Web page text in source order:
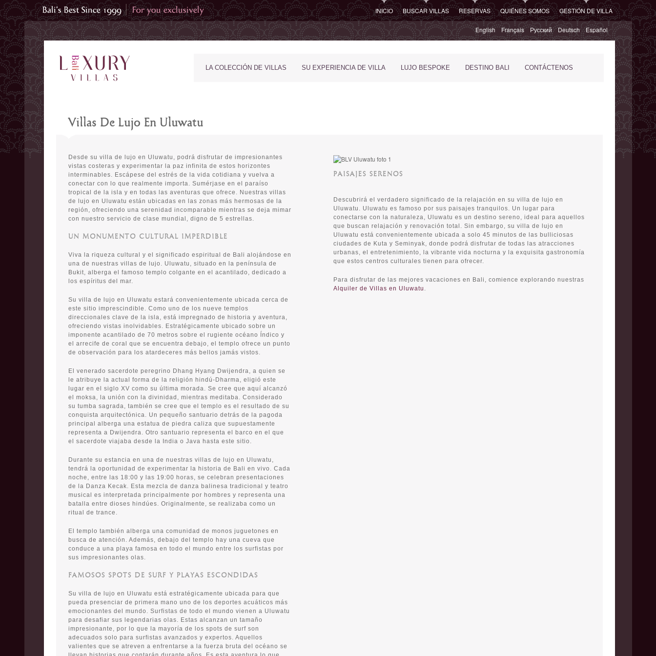
INICIO BUSCAR VILLAS RESERVAS QUIÉNES SOMOS GESTIÓN DE VILLA
English Français Русский Deutsch Español
LA COLECCIÓN DE VILLAS SU EXPERIENCIA DE VILLA LUJO BESPOKE DESTINO BALI CONTÁCTENOS
Villas De Lujo En Uluwatu
Desde su villa de lujo en Uluwatu, podrá disfrutar de impresionantes
vistas costeras y experimentar la paz infinita de estos horizontes
interminables. Escápese del estrés de la vida cotidiana y vuelva a
conectar con lo que realmente importa. Sumérjase en el paraíso
tropical de la isla y en todas las aventuras que ofrece. Nuestras villas
de lujo en Uluwatu están ubicadas en las zonas más hermosas de la
región, ofreciendo una serenidad incomparable mientras se deja mimar
con nuestro servicio de clase mundial, digno de 5 estrellas.
UN MONUMENTO CULTURAL IMPERDIBLE
Viva la riqueza cultural y el significado espiritual de Bali alojándose en
una de nuestras villas de lujo. Uluwatu, situado en la península de
Bukit, alberga el famoso templo colgante en el acantilado, dedicado a
los espíritus del mar.
Su villa de lujo en Uluwatu estará convenientemente ubicada cerca de
este sitio imprescindible. Como uno de los nueve templos
direccionales clave de la isla, está impregnado de historia y aventura,
ofreciendo vistas inolvidables. Estratégicamente ubicado sobre un
imponente acantilado de 70 metros sobre el rugiente océano Índico y
el arrecife de coral que se encuentra debajo, el templo ofrece un punto
de observación para los atardeceres más bellos jamás vistos.
El venerado sacerdote peregrino Dhang Hyang Dwijendra, a quien se
le atribuye la actual forma de la religión hindú-Dharma, eligió este
lugar en el siglo XV como su última morada. Se cree que aquí alcanzó
el moksa, la unión con la divinidad, mientras meditaba. Considerado
su tumba sagrada, también se cree que el templo es el resultado de su
conquista arquitectónica. Un pequeño santuario detrás de la pagoda
principal alberga una estatua de piedra caliza que supuestamente
representa a Dwijendra. Otro santuario representa el barco en el que
el sacerdote viajaba desde la India o Java hasta este sitio.
Durante su estancia en una de nuestras villas de lujo en Uluwatu,
tendrá la oportunidad de experimentar la historia de Bali en vivo. Cada
noche, entre las 18:00 y las 19:00 horas, se celebran presentaciones
de la Danza Kecak. Esta mezcla de danza balinesa tradicional y teatro
musical es interpretada principalmente por hombres y representa una
batalla entre dioses hindúes. Originalmente, se realizaba como un
ritual de trance.
El templo también alberga una comunidad de monos juguetones en
busca de atención. Además, debajo del templo hay una cueva que
conduce a una playa famosa en todo el mundo entre los surfistas por
sus impresionantes olas.
FAMOSOS SPOTS DE SURF Y PLAYAS ESCONDIDAS
Su villa de lujo en Uluwatu está estratégicamente ubicada para que
pueda presenciar de primera mano uno de los deportes acuáticos más
emocionantes del mundo. Surfistas de todo el mundo vienen a Uluwatu
para desafiar sus legendarias olas. Estas alcanzan un tamaño
impresionante, por lo que la mayoría de los spots de surf son
adecuados solo para surfistas avanzados y expertos. Aquellos
valientes que se atreven a enfrentarse a la fuerza bruta del océano se
PAISAJES SERENOS
Descubrirá el verdadero significado de la relajación en su villa de lujo en
Uluwatu. Uluwatu es famoso por sus paisajes tranquilos. Un lugar para
conectarse con la naturaleza, Uluwatu es un destino sereno, ideal para aquellos
que buscan relajación y renovación total. Sin embargo, su villa de lujo en
Uluwatu está convenientemente ubicada a solo 45 minutos de las bulliciosas
ciudades de Kuta y Seminyak, donde podrá disfrutar de todas las atracciones
urbanas, el entretenimiento, la vibrante vida nocturna y la exquisita gastronomía
que estos centros culturales tienen para ofrecer.
Para disfrutar de las mejores vacaciones en Bali, comience explorando nuestras
Alquiler de Villas en Uluwatu .